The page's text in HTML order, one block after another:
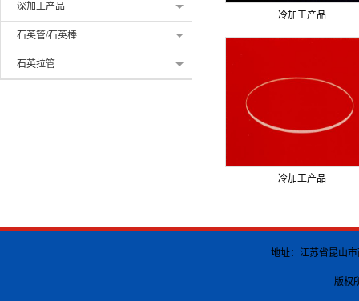
深加工产品
石英管/石英棒
石英拉管
冷加工产品
冷加工产品
地址：江苏省昆山
版权